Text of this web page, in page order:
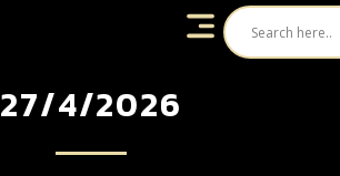
27/4/2026